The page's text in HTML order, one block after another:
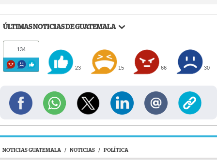
ÚLTIMAS NOTICIAS DE GUATEMALA
134
23 15 66 30
NOTICIAS GUATEMALA / NOTICIAS / POLÍTICA